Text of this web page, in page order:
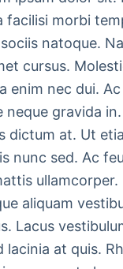
facilisi morbi
natoque.
cursus.
enim nec dui.
neque gravida
dictum at. Ut
nunc sed. Ac
aliquam
Lacus
lacinia at quis.